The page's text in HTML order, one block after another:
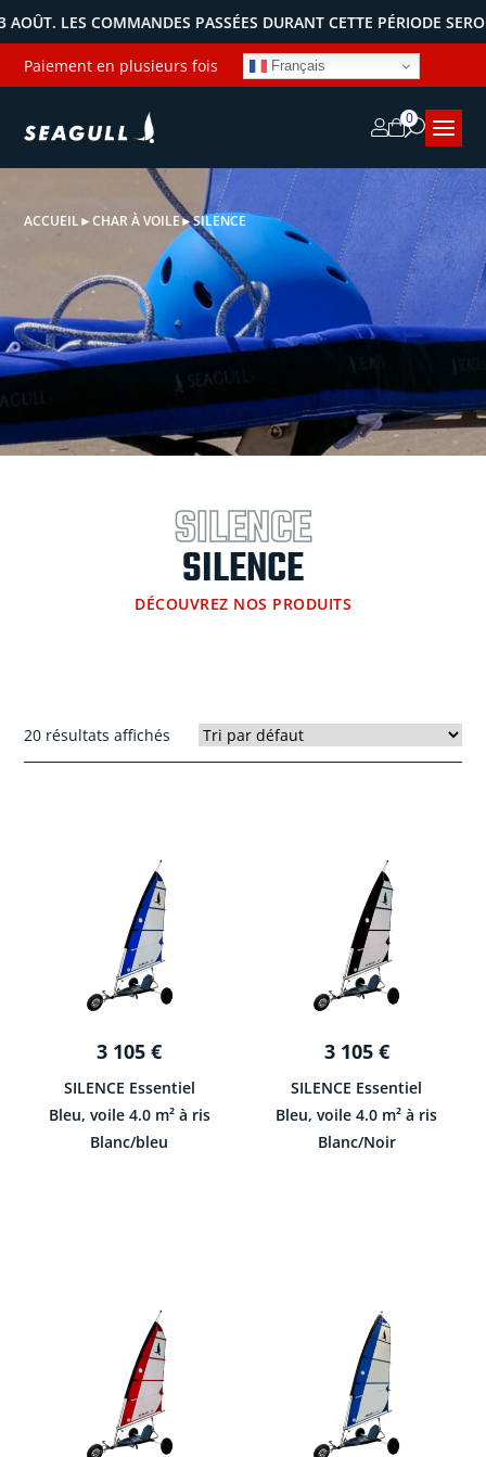
COMMANDES PASSÉES DURANT CETTE PÉRIODE SERONT
Paiement en plusieurs fois Français
0
ACCUEIL►CHAR À VOILE►SILENCE
SILENCE
SILENCE
DÉCOUVREZ NOS PRODUITS
20 résultats affichés
3 105€
SILENCE Essentiel
Bleu, voile 4.0 m² à ris
Blanc/bleu
3 105 €
SILENCE Essentiel
Bleu, voile 4.0 m² à ris
Blanc/Noir